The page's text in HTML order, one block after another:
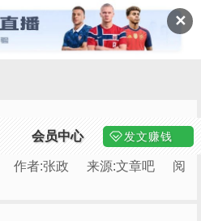
✕
会员中心 发文赚钱
作者:张政 来源:文章吧
阅